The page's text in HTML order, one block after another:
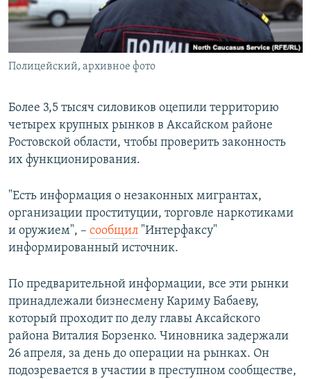
Полицейский, архивное фото
Более 3,5 тысяч силовиков оцепили территорию
четырех крупных рынков в Аксайском районе
Ростовской области, чтобы проверить законность
их функционирования.
"Есть информация о незаконных мигрантах,
организации проституции, торговле наркотиками
и оружием", – сообщил "Интерфаксу"
информированный источник.
По предварительной информации, все эти рынки
принадлежали бизнесмену Кариму Бабаеву,
который проходит по делу главы Аксайского
района Виталия Борзенко. Чиновника задержали
26 апреля, за день до операции на рынках. Он
подозревается в участии в преступном сообществе,